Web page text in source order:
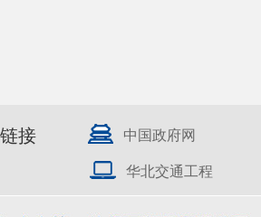
接 中国政府网
华北交通工程